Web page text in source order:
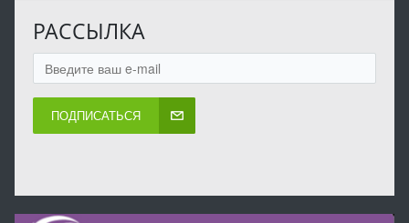
РАССЫЛКА
ПОДПИСАТЬСЯ